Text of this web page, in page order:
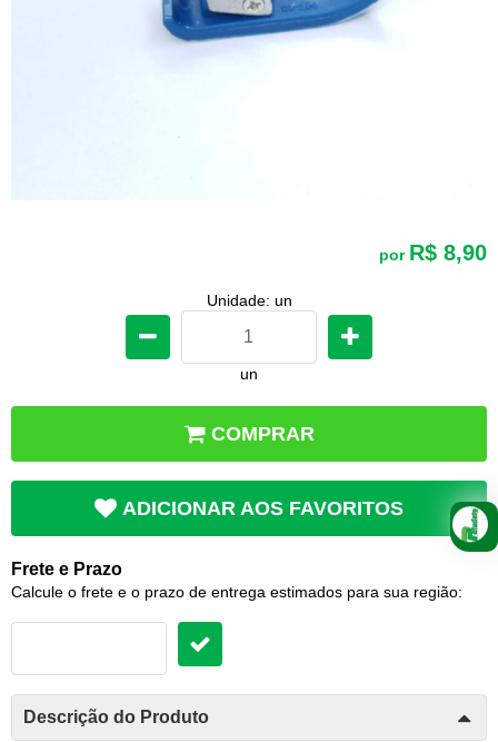
por R$ 8,90
Unidade: un
un
COMPRAR
ADICIONAR AOS FAVORITOS
Frete e Prazo
Calcule o frete e o prazo de entrega estimados para sua região:
Descrição do Produto